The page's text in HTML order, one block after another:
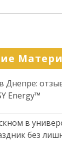
Днепре:
Energy™
в
без